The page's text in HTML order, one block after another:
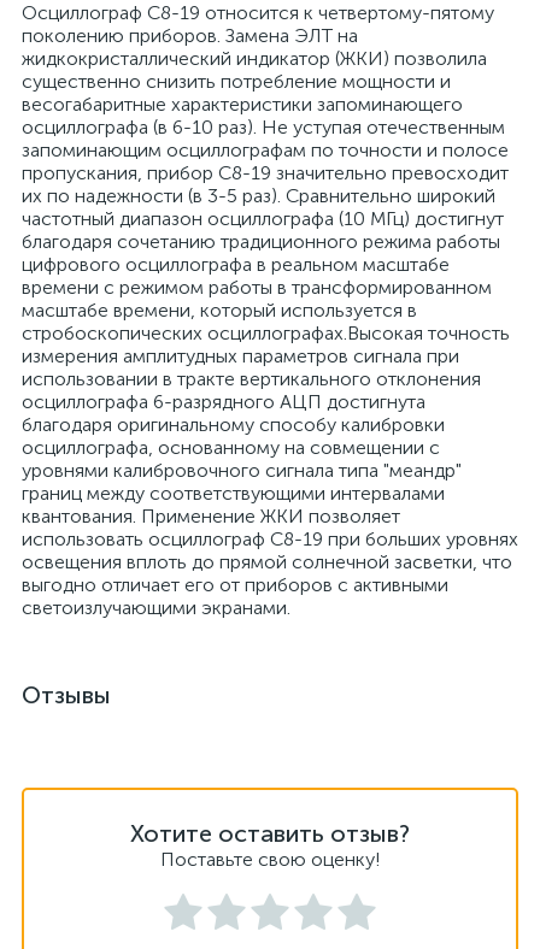
Осциллограф С8-19 относится к четвертому-пятому
поколению приборов. Замена ЭЛТ на
жидкокристаллический индикатор (ЖКИ) позволила
существенно снизить потребление мощности и
весогабаритные характеристики запоминающего
осциллографа (в 6-10 раз). Не уступая отечественным
запоминающим осциллографам по точности и полосе
пропускания, прибор С8-19 значительно превосходит
их по надежности (в 3-5 раз). Сравнительно широкий
частотный диапазон осциллографа (10 МГц) достигнут
благодаря сочетанию традиционного режима работы
цифрового осциллографа в реальном масштабе
времени с режимом работы в трансформированном
масштабе времени, который используется в
стробоскопических осциллографах.Высокая точность
измерения амплитудных параметров сигнала при
использовании в тракте вертикального отклонения
осциллографа 6-разрядного АЦП достигнута
благодаря оригинальному способу калибровки
осциллографа, основанному на совмещении с
уровнями калибровочного сигнала типа "меандр"
границ между соответствующими интервалами
квантования. Применение ЖКИ позволяет
использовать осциллограф С8-19 при больших уровнях
освещения вплоть до прямой солнечной засветки, что
выгодно отличает его от приборов с активными
светоизлучающими экранами.
Отзывы
Хотите оставить отзыв?
Поставьте свою оценку!